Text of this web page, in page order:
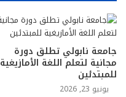
جامعة نابولي تطلق دورة
مجانية لتعلم اللغة الأمازيغية
للمبتدئين
يونيو 23, 2026